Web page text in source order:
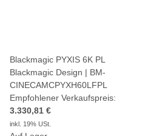
Blackmagic PYXIS 6K PL
Blackmagic Design | BM-
CINECAMCPYXH60LFPL
Empfohlener Verkaufspreis:
3.330,81 €
inkl. 19% USt.